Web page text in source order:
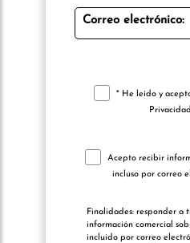
Correo electrónico:
* He leído y
Privacidad
Acepto recibir
incluso por correo
Finalidades: responder a
información comercial
incluido por correo